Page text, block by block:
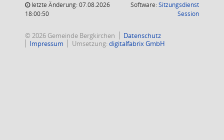
letzte Änderung: 07.08.2026
18:00:50
Software:Sitzungsdienst
Session(Wird in
© 2026 Gemeinde Bergkirchen
Datenschutz
Impressum
Umsetzung:digitalfabrix GmbH